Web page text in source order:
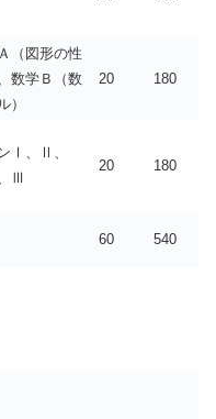
（図形の性
数学Ｂ（数
）
20 180
Ⅰ、Ⅱ、
Ⅲ
20 180
60 540